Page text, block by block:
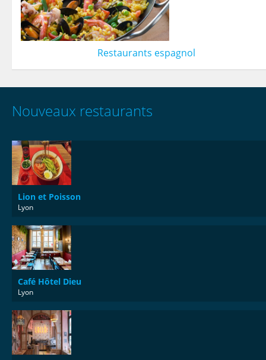
Restaurants espagnol
Nouveaux restaurants
Lion et Poisson
Lyon
Café Hôtel Dieu
Lyon